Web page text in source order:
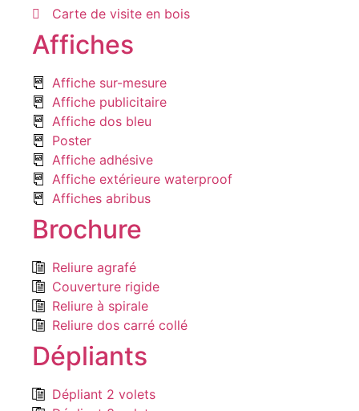
Carte de visite en bois
Affiches
Affiche sur-mesure
Affiche publicitaire
Affiche dos bleu
Poster
Affiche adhésive
Affiche extérieure waterproof
Affiches abribus
Brochure
Reliure agrafé
Couverture rigide
Reliure à spirale
Reliure dos carré collé
Dépliants
Dépliant 2 volets